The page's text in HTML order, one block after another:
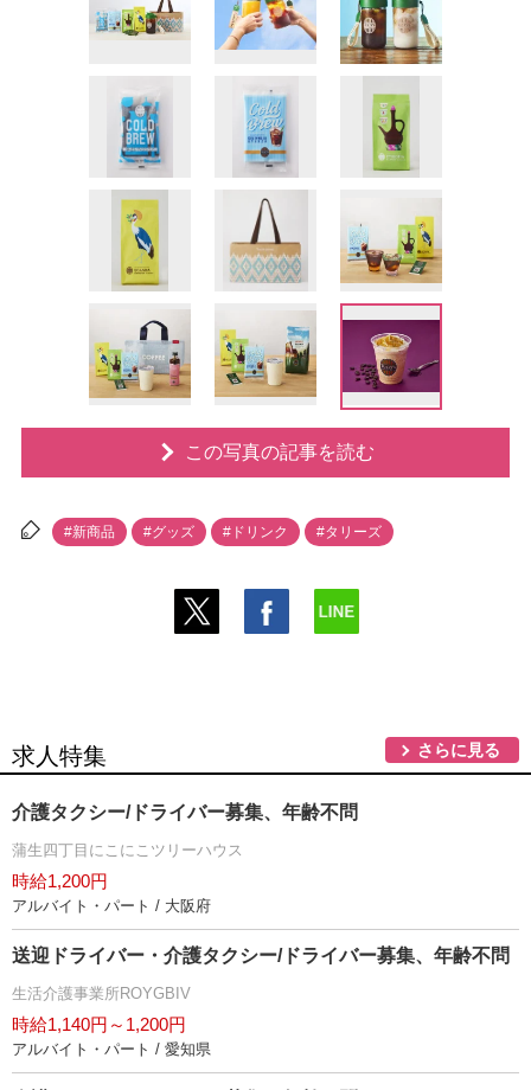
この写真の記事を読む
#新商品 #グッズ #ドリンク #タリーズ
求人特集 さらに見る
介護タクシー/ドライバー募集、年齢不問
蒲生四丁目にこにこツリーハウス
時給1,200円
アルバイト・パート / 大阪府
送迎ドライバー・介護タクシー/ドライバー募集、年齢不問
生活介護事業所ROYGBIV
時給1,140円～1,200円
アルバイト・パート / 愛知県